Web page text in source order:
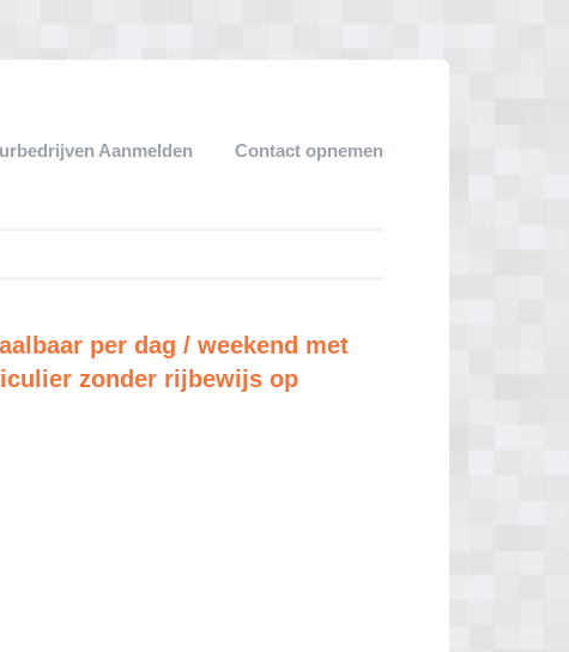
Aanmelden Contact opnemen
per dag / weekend met
zonder rijbewijs op